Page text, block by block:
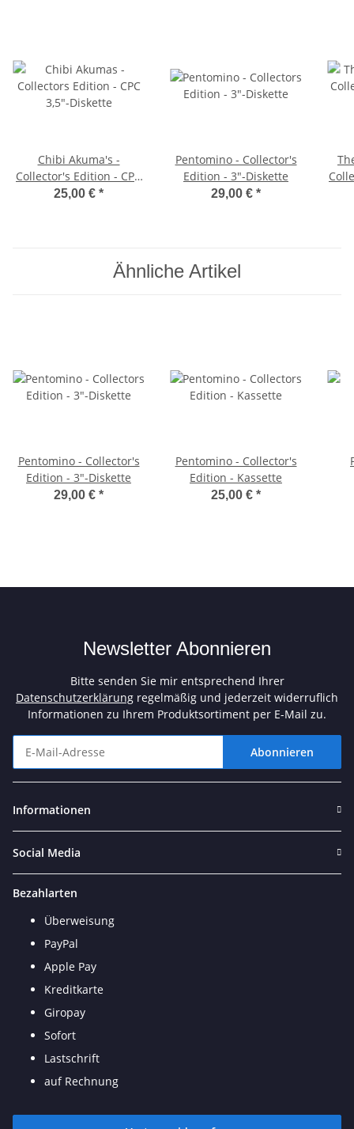
Chibi Akuma's -
Collector's Edition - CPC
3,5"-Diskette
25,00 € *
Pentomino - Collector's
Edition - 3"-Diskette
29,00 € *
Ähnliche Artikel
Pentomino - Collector's
Edition - 3"-Diskette
29,00 € *
Pentomino - Collector's
Edition - Kassette
25,00 € *
Newsletter Abonnieren
Bitte senden Sie mir entsprechend Ihrer
Datenschutzerklärung regelmäßig und jederzeit widerruflich
Informationen zu Ihrem Produktsortiment per E-Mail zu.
Abonnieren
Informationen
Social Media
Bezahlarten
Überweisung
PayPal
Apple Pay
Kreditkarte
Giropay
Sofort
Lastschrift
auf Rechnung